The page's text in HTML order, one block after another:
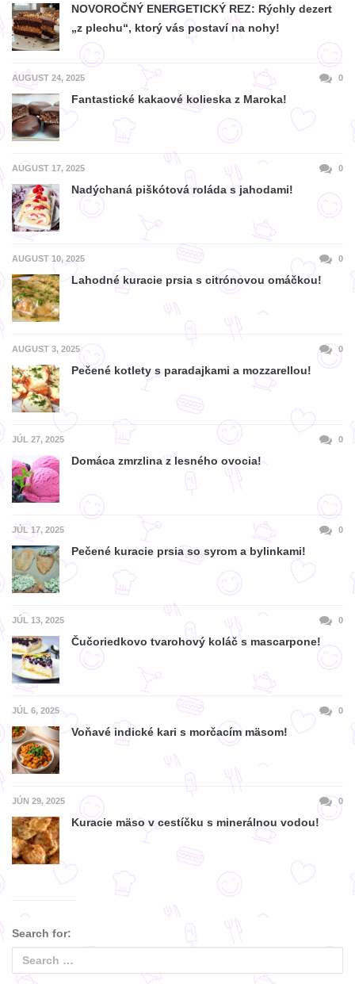
NOVOROČNÝ ENERGETICKÝ REZ: Rýchly dezert
„z plechu“, ktorý vás postaví na nohy!
AUGUST 24, 2025 0
Fantastické kakaové kolieska z Maroka!
AUGUST 17, 2025 0
Nadýchaná piškótová roláda s jahodami!
AUGUST 10, 2025 0
Lahodné kuracie prsia s citrónovou omáčkou!
AUGUST 3, 2025 0
Pečené kotlety s paradajkami a mozzarellou!
JÚL 27, 2025 0
Domáca zmrzlina z lesného ovocia!
JÚL 17, 2025 0
Pečené kuracie prsia so syrom a bylinkami!
JÚL 13, 2025 0
Čučoriedkovo tvarohový koláč s mascarpone!
JÚL 6, 2025 0
Voňavé indické kari s morčacím mäsom!
JÚN 29, 2025 0
Kuracie mäso v cestíčku s minerálnou vodou!
Search for: